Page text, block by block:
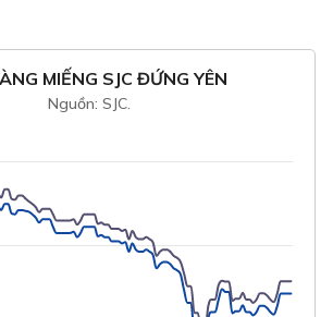
MIẾNG SJC ĐỨNG YÊN
Nguồn: SJC.